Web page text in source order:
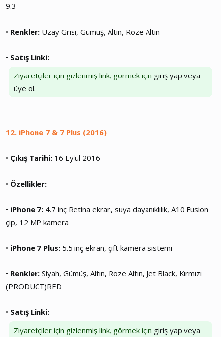
9.3
• Renkler: Uzay Grisi, Gümüş, Altın, Roze Altın
• Satış Linki:
Ziyaretçiler için gizlenmiş link, görmek için giriş yap veya
üye ol.
12. iPhone 7 & 7 Plus (2016)
• Çıkış Tarihi: 16 Eylül 2016
• Özellikler:
• iPhone 7: 4.7 inç Retina ekran, suya dayanıklılık, A10 Fusion
çip, 12 MP kamera
• iPhone 7 Plus: 5.5 inç ekran, çift kamera sistemi
• Renkler: Siyah, Gümüş, Altın, Roze Altın, Jet Black, Kırmızı
(PRODUCT)RED
• Satış Linki:
Ziyaretçiler için gizlenmiş link, görmek için giriş yap veya